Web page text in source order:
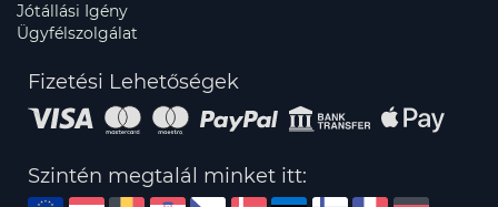
Jótállási Igény
Ügyfélszolgálat
Fizetési Lehetőségek
Szintén megtalál minket itt: